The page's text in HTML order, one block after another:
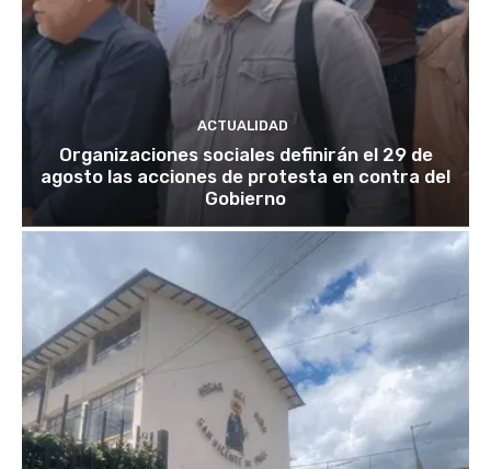
ACTUALIDAD
Organizaciones sociales definirán el 29 de
agosto las acciones de protesta en contra del
Gobierno